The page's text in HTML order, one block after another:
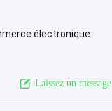
électronique
Laissez un message